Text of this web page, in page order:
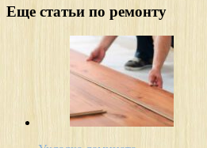
Еще статьи по ремонту